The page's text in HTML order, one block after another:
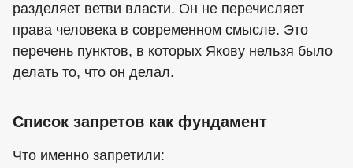
разделяет ветви власти. Он не перечисляет
права человека в современном смысле. Это
перечень пунктов, в которых Якову нельзя было
делать то, что он делал.
Список запретов как фундамент
Что именно запретили: